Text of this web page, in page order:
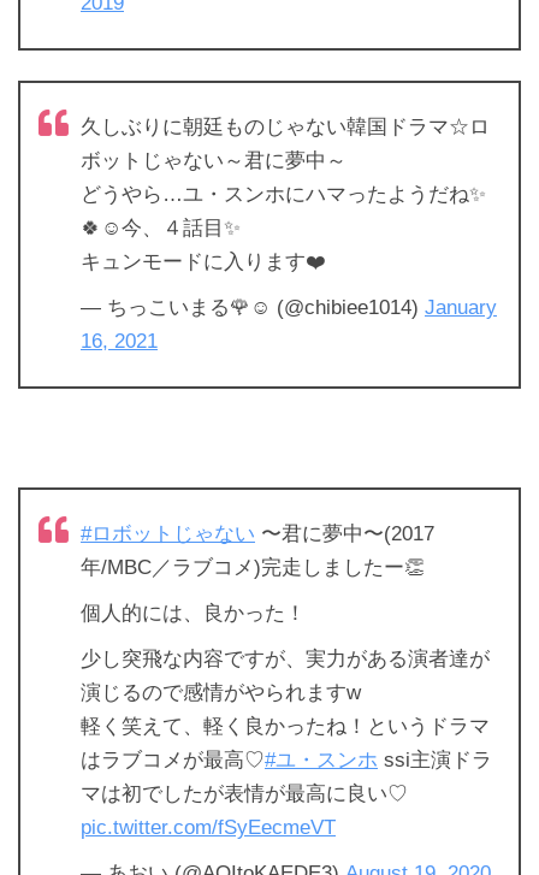
久しぶりに朝廷ものじゃない韓国ドラマ☆ロ
ボットじゃない～君に夢中～
どうやら…ユ・スンホにハマったようだね✨
🍀☺️今、４話目✨
キュンモードに入ります❤️
— ちっこいまる🌹☺ (@chibiee1014) January
16, 2021
#ロボットじゃない 〜君に夢中〜(2017
年/MBC／ラブコメ)完走しましたー👏
個人的には、良かった！
少し突飛な内容ですが、実力がある演者達が
演じるので感情がやられますw
軽く笑えて、軽く良かったね！というドラマ
はラブコメが最高♡#ユ・スンホ ssi主演ドラ
マは初でしたが表情が最高に良い♡
pic.twitter.com/fSyEecmeVT